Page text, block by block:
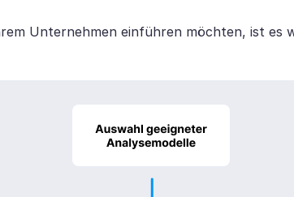
Unternehmen einführen möchten, ist es